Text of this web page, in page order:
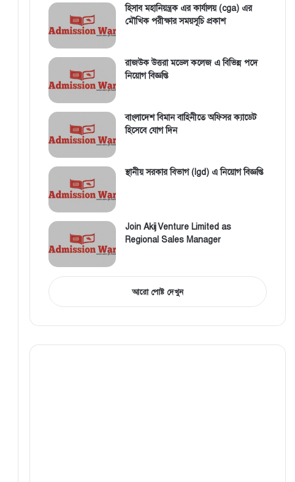
হিসাব মহানিয়ন্ত্রক এর কার্যালয় (cga) এর
মৌখিক পরীক্ষার সময়সূচি প্রকাশ
রাজউক উত্তরা মডেল কলেজ এ বিভিন্ন পদে
নিয়োগ বিজ্ঞপ্তি
বাংলাদেশ বিমান বাহিনীতে অফিসর ক্যাডেট
হিসেবে যোগ দিন
স্থানীয় সরকার বিভাগ (lgd) এ নিয়োগ বিজ্ঞপ্তি
Join Akij Venture Limited as
Regional Sales Manager
আরো পোষ্ট দেখুন